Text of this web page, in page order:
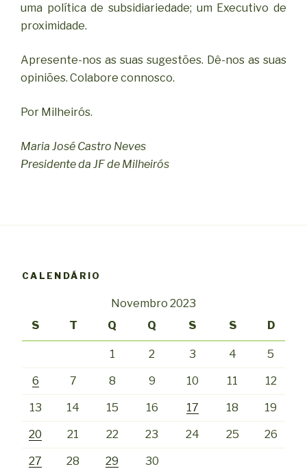
uma política de subsidiariedade; um Executivo de
proximidade.
Apresente-nos as suas sugestões. Dê-nos as suas
opiniões. Colabore connosco.
Por Milheirós.
Maria José Castro Neves
Presidente da JF de Milheirós
CALENDÁRIO
Novembro 2023
S
T Q Q S S D
1 2 3 4 5
6 7 8 9 10 11 12
13 14 15 16 17 18 19
20 21 22 23 24 25 26
27 28 29 30